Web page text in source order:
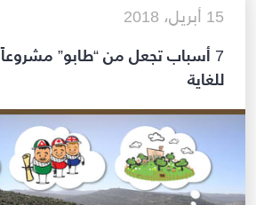
15 أبريل، 2018
7 أسباب تجعل من “طابو”
للغاية